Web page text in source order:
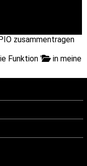
zusammentragen
Funktion '
in meine